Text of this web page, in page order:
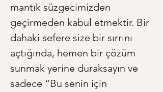
mantık süzgecimizden
geçirmeden kabul etmektir. Bir
dahaki sefere size bir sırrını
açtığında, hemen bir çözüm
sunmak yerine duraksayın ve
sadece “Bu senin için